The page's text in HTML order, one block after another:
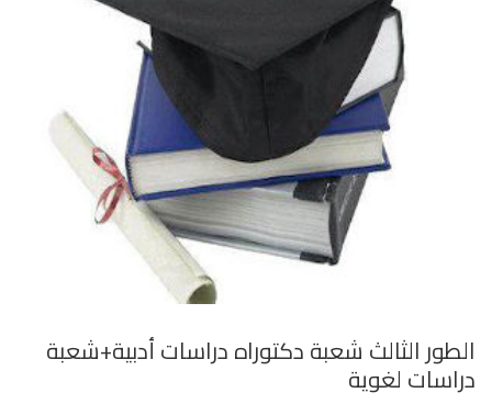
الطور الثالث شعبة دكتوراه دراسات أدبية+شعبة
دراسات لغوية